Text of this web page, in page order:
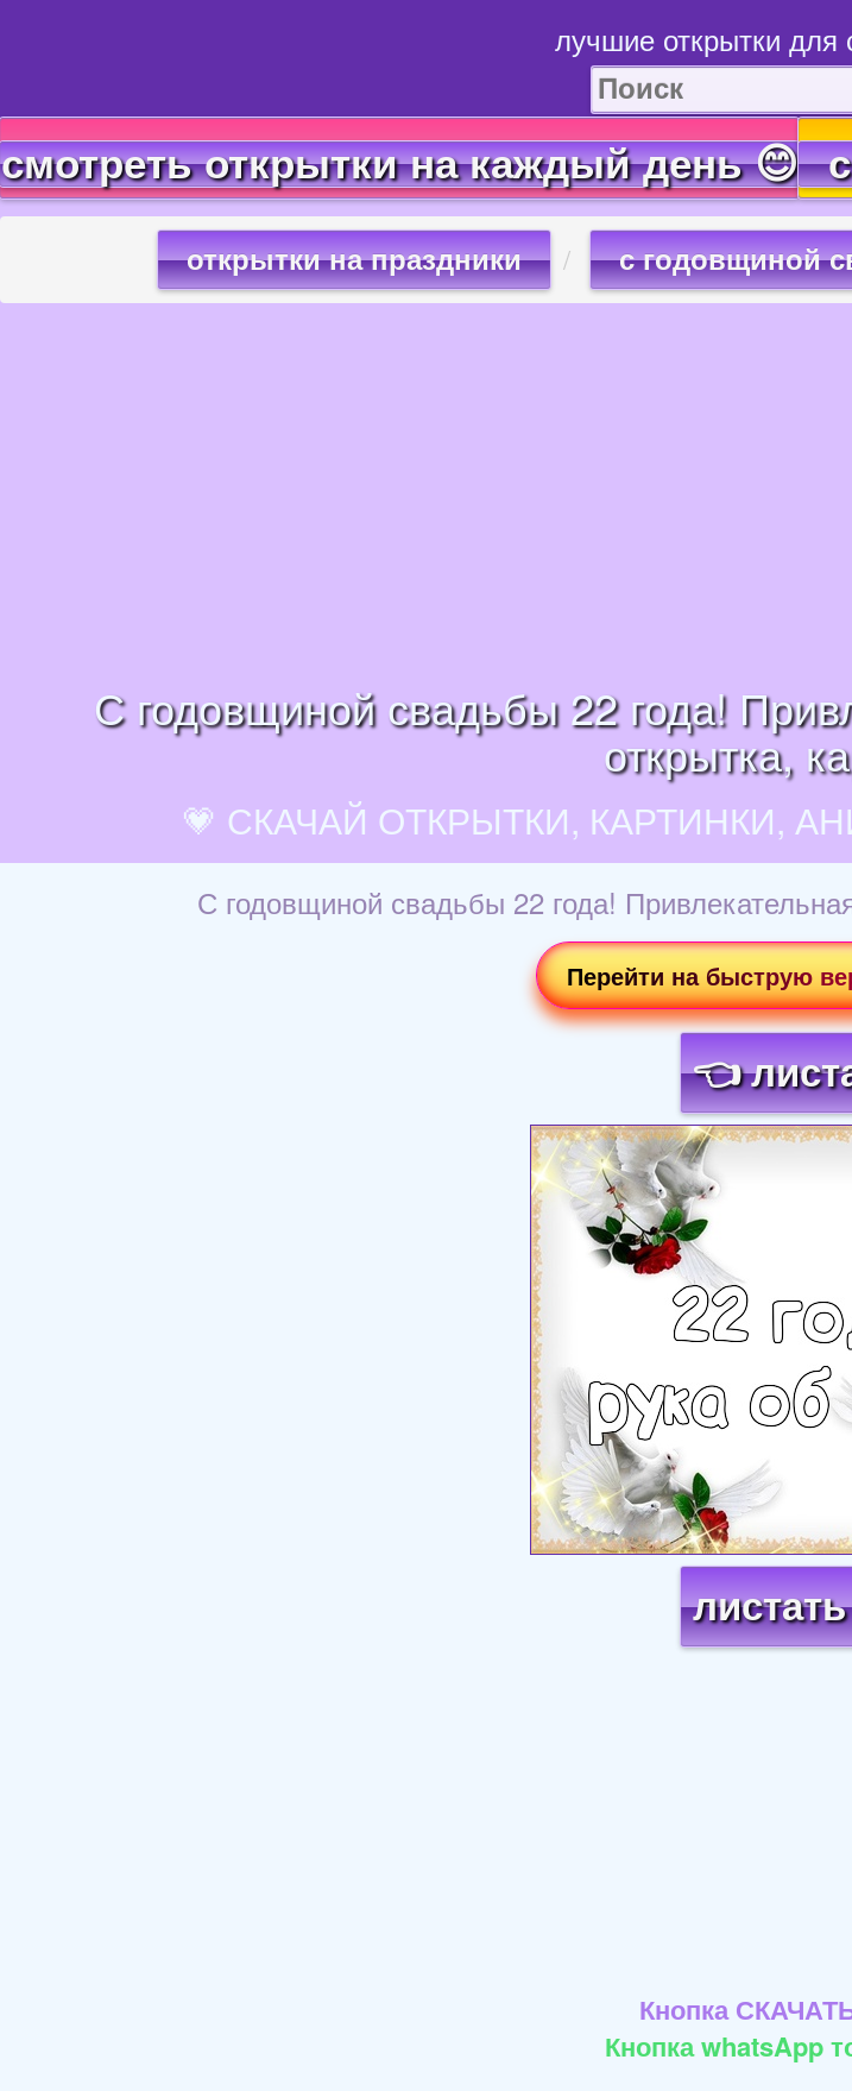
лучшие открытки для
смотреть открытки на каждый день 😊
открытки на праздники с годовщиной
С годовщиной свадьбы 22 года!
открытка,
💗 СКАЧАЙ ОТКРЫТКИ, КАРТИНКИ,
С годовщиной свадьбы 22 года!
Перейти на быструю
👈
Загрузка
Кнопка
Кнопка whatsApp